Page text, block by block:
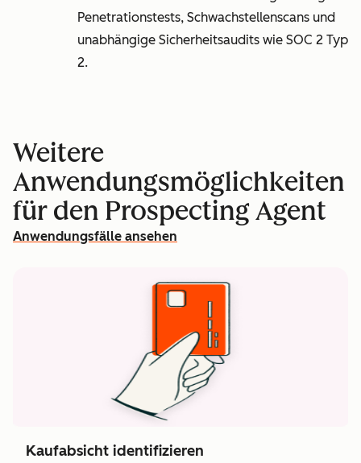
Penetrationstests, Schwachstellenscans und
unabhängige Sicherheitsaudits wie SOC 2 Typ
2.
Weitere
Anwendungsmöglichkeiten
für den Prospecting Agent
Anwendungsfälle ansehen
Kaufabsicht identifizieren